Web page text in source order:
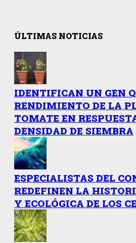
ÚLTIMAS NOTICIAS
IDENTIFICAN UN GEN
RENDIMIENTO DE LA
TOMATE EN
DENSIDAD DE SIEMBRA
ESPECIALISTAS DEL
REDEFINEN LA
Y ECOLÓGICA DE LOS